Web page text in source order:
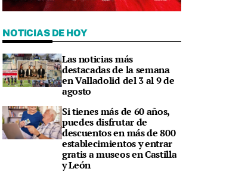
NOTICIAS DE HOY
Las noticias más
destacadas de la semana
en Valladolid del 3 al 9 de
agosto
Si tienes más de 60 años,
puedes disfrutar de
descuentos en más de 800
establecimientos y entrar
gratis a museos en Castilla
y León